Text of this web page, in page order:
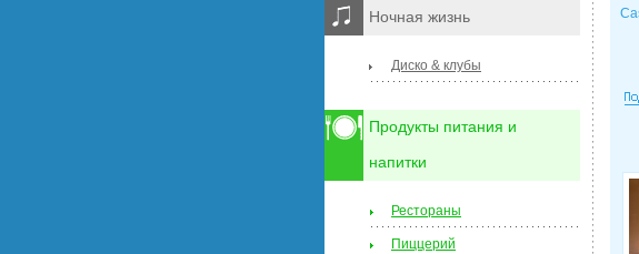
Ночная жизнь
Диско & клубы
Продукты питания и
напитки
Рестораны
Пиццерий